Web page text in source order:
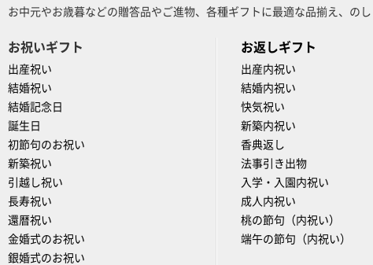
お中元やお歳暮などの贈答品やご進物、各種ギフトに最適な品揃え、の
お祝いギフト
出産祝い
結婚祝い
結婚記念日
誕生日
初節句のお祝い
新築祝い
引越し祝い
長寿祝い
還暦祝い
金婚式のお祝い
銀婚式のお祝い
お返しギフト
出産内祝い
結婚内祝い
快気祝い
新築内祝い
香典返し
法事引き出物
入学・入園内祝い
成人内祝い
桃の節句（内祝い）
端午の節句（内祝い）